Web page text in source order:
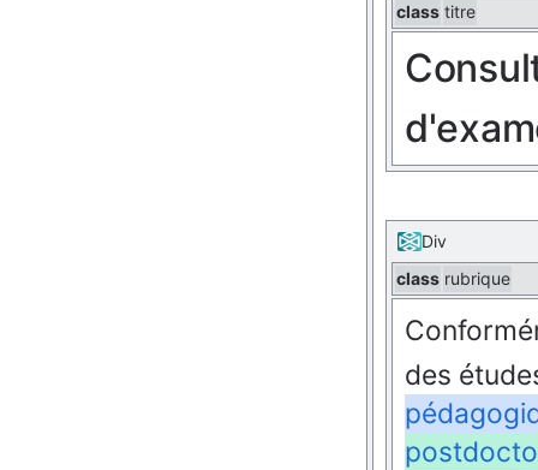
class titre
Div
class rubrique
des